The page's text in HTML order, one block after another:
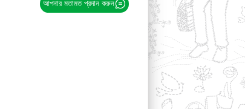
আপনার মতামত প্রদান করুন